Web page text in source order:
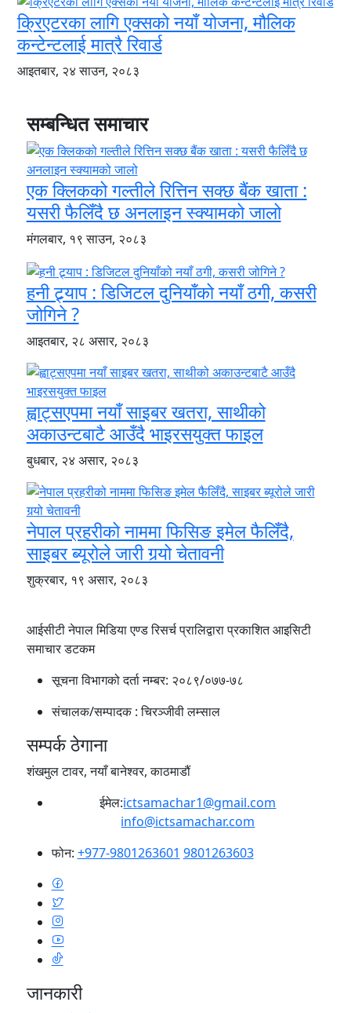
क्रिएटरका लागि एक्सको नयाँ योजना, मौलिक
कन्टेन्टलाई मात्रै रिवार्ड
आइतबार, २४ साउन, २०८३
सम्बन्धित समाचार
एक क्लिकको गल्तीले रित्तिन सक्छ बैंक खाता :
यसरी फैलिँदै छ अनलाइन स्क्यामको जालो
मंगलबार, १९ साउन, २०८३
हनी ट्र्याप : डिजिटल दुनियाँको नयाँ ठगी, कसरी
जोगिने ?
आइतबार, २८ असार, २०८३
ह्वाट्सएपमा नयाँ साइबर खतरा, साथीको
अकाउन्टबाटै आउँदै भाइरसयुक्त फाइल
बुधबार, २४ असार, २०८३
नेपाल प्रहरीको नाममा फिसिङ इमेल फैलिँदै,
साइबर ब्यूरोले जारी गर्‍यो चेतावनी
शुक्रबार, १९ असार, २०८३
आईसीटी नेपाल मिडिया एण्ड रिसर्च प्रालिद्वारा प्रकाशित आइसिटी
समाचार डटकम
सूचना विभागको दर्ता नम्बर: २०८९/०७७-७८
संचालक/सम्पादक :चिरञ्जीवी लम्साल
सम्पर्क ठेगाना
शंखमुल टावर, नयाँ बानेश्वर, काठमाडौं
ईमेल:ictsamachar1@gmail.com
info@ictsamachar.com
फोन: +977-9801263601 9801263603
जानकारी